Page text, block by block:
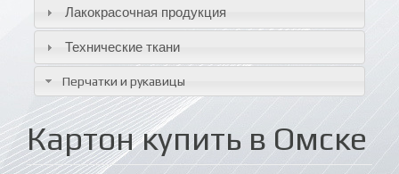
Лакокрасочная продукция
Технические ткани
Перчатки и рукавицы
Картон купить в Омске